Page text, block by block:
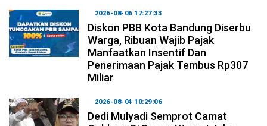
2026-08-06 17:27:33
Diskon PBB Kota Bandung Diserbu
Warga, Ribuan Wajib Pajak
Manfaatkan Insentif Dan
Penerimaan Pajak Tembus Rp307
Miliar
2026-08-04 10:29:06
Dedi Mulyadi Semprot Camat